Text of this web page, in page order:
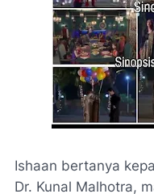
Ishaan bertanya
Dr. Kunal Malhotra,